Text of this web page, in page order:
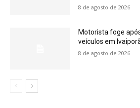
8 de agosto de 2026
Motorista foge
veículos em
8 de agosto de 2026